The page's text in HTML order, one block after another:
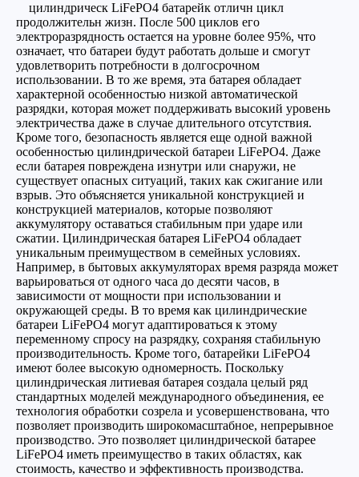
цилиндрическ LiFePO4 батарейк отличн цикл
продолжительн жизн. После 500 циклов его
электроразрядность остается на уровне более 95%, что
означает, что батареи будут работать дольше и смогут
удовлетворить потребности в долгосрочном
использовании. В то же время, эта батарея обладает
характерной особенностью низкой автоматической
разрядки, которая может поддерживать высокий уровень
электричества даже в случае длительного отсутствия.
Кроме того, безопасность является еще одной важной
особенностью цилиндрической батареи LiFePO4. Даже
если батарея повреждена изнутри или снаружи, не
существует опасных ситуаций, таких как сжигание или
взрыв. Это объясняется уникальной конструкцией и
конструкцией материалов, которые позволяют
аккумулятору оставаться стабильным при ударе или
сжатии. Цилиндрическая батарея LiFePO4 обладает
уникальным преимуществом в семейных условиях.
Например, в бытовых аккумуляторах время разряда может
варьироваться от одного часа до десяти часов, в
зависимости от мощности при использовании и
окружающей среды. В то время как цилиндрические
батареи LiFePO4 могут адаптироваться к этому
переменному спросу на разрядку, сохраняя стабильную
производительность. Кроме того, батарейки LiFePO4
имеют более высокую одномерность. Поскольку
цилиндрическая литиевая батарея создала целый ряд
стандартных моделей международного объединения, ее
технология обработки созрела и усовершенствована, что
позволяет производить широкомасштабное, непрерывное
производство. Это позволяет цилиндрической батарее
LiFePO4 иметь преимущество в таких областях, как
стоимость, качество и эффективность производства.